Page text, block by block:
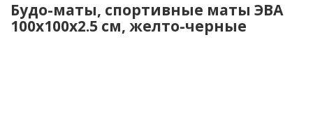
Будо-маты, спортивные маты ЭВА
100х100x2.5 см, желто-черные